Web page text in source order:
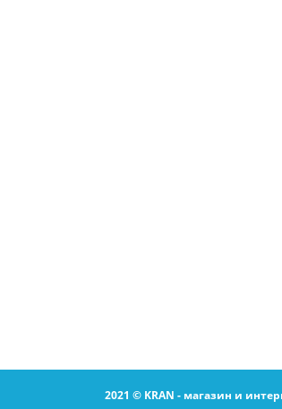
2021 © KRAN - магазин и